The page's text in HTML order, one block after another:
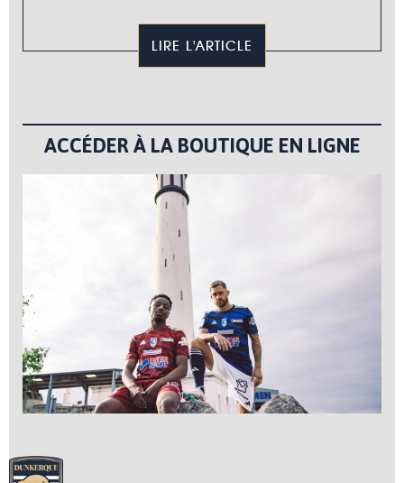
LIRE L'ARTICLE
ACCÉDER À LA BOUTIQUE EN LIGNE